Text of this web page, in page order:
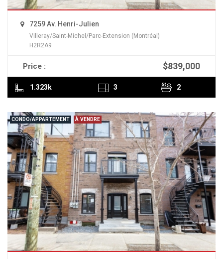
7259 Av. Henri-Julien
Villeray/Saint-Michel/Parc-Extension (Montréal)
H2R2A9
Price : $839,000
1.323k 3 2
CONDO/APPARTEMENT À VENDRE